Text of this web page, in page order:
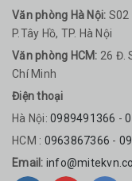
Văn phòng Hà Nội: S02
P.Tây Hồ, TP. Hà Nội
Văn phòng HCM: 26 Đ.
Chí Minh
Điện thoại
Hà Nội: 0989491366 -
HCM : 0963867366 -
Email: